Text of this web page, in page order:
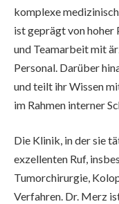
komplexe
ist geprägt von
und Teamarbeit mit
Personal. Darüber
und teilt ihr Wissen
im Rahmen interner
Die Klinik, in der sie
exzellenten Ruf,
Tumorchirurgie,
Verfahren. Dr. Merz